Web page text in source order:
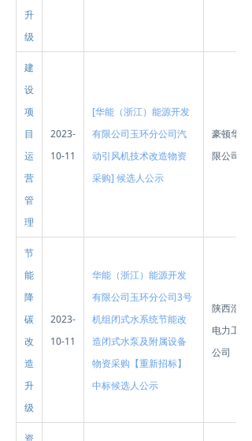
升
级
建
设
项
目
运
营
管
理
2023-
10-11
[华能（浙江）能源开发
有限公司玉环分公司汽
动引风机技术改造物资
采购] 候选人公示
豪顿华工
限公司
节
能
降
碳
改
造
升
级
2023-
10-11
华能（浙江）能源开发
有限公司玉环分公司3号
机组闭式水系统节能改
造闭式水泵及附属设备
物资采购【重新招标】
中标候选人公示
陕西浩瑞
电力工程
公司
资